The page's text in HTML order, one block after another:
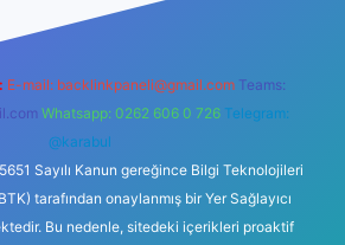
E-mail: backlinkpaneli@gmail.com Teams:
Whatsapp: 0262 606 0 726 Telegram:
@karabul
Sayılı Kanun gereğince Bilgi Teknolojileri
tarafından onaylanmış bir Yer Sağlayıcı
Bu nedenle, sitedeki içerikleri proaktif